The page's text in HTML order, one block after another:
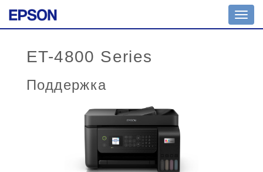
ET-4800 Series
Поддержка